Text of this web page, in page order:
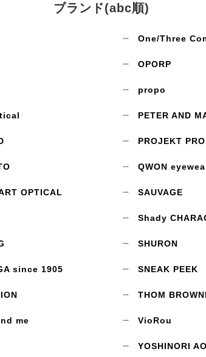
ブランド(abc順)
OPTICAL
since 1905
me
One/Three
OPORP
propo
PETER AND
PROJEKT
QWON
SAUVAGE
Shady
SHURON
SNEAK PEEK
THOM
VioRou
YOSHINORI